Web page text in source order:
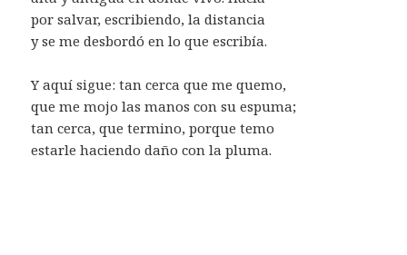
por salvar, escribiendo, la distancia
y se me desbordó en lo que escribía.
Y aquí sigue: tan cerca que me quemo,
que me mojo las manos con su espuma;
tan cerca, que termino, porque temo
estarle haciendo daño con la pluma.